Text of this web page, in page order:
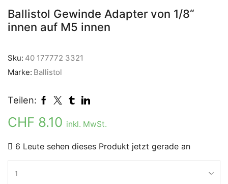
Ballistol Gewinde Adapter von 1/8“
innen auf M5 innen
Sku: 40 177772 3321
Marke: Ballistol
Teilen:
CHF 8.10 inkl. MwSt.
6 Leute sehen dieses Produkt jetzt gerade an